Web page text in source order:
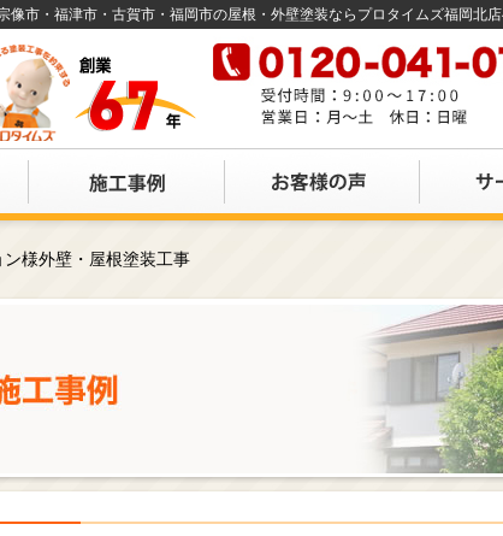
像市・福津市・古賀市・福岡市の屋根・外壁塗装ならプロタイムズ福岡北
様外壁・屋根塗装工事